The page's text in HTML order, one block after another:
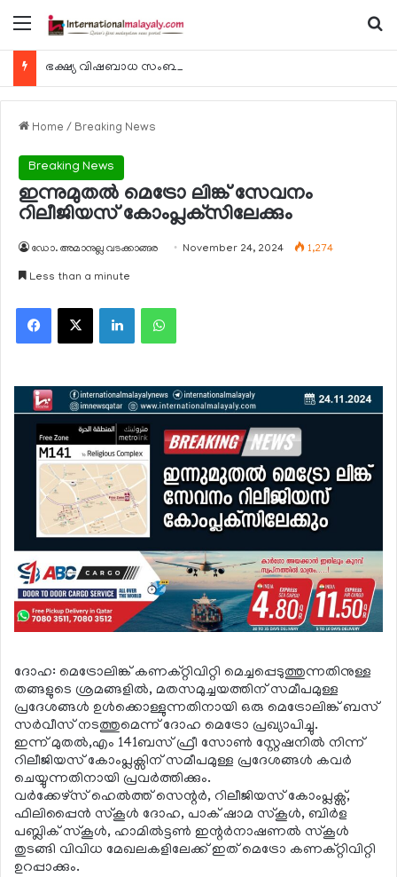
Menu
Home / Breaking News
Breaking News
ഇന്നുമുതല്‍ മെട്രോ ലിങ്ക് സേവനം
റിലീജിയസ് കോംപ്ലക്‌സിലേക്കും
ഡോ. അമാനുല്ല വടക്കാങ്ങര November 24, 2024 1,274
Less than a minute
Facebook
X LinkedInWhatsApp
ദോഹ: മെട്രോലിങ്ക് കണക്റ്റിവിറ്റി മെച്ചപ്പെടുത്തുന്നതിനുള്ള
തങ്ങളുടെ ശ്രമങ്ങളില്‍, മതസമുച്ചയത്തിന് സമീപമുള്ള
പ്രദേശങ്ങള്‍ ഉള്‍ക്കൊള്ളുന്നതിനായി ഒരു മെട്രോലിങ്ക് ബസ്
സര്‍വീസ് നടത്തുമെന്ന് ദോഹ മെട്രോ പ്രഖ്യാപിച്ചു.
ഇന്ന് മുതല്‍,എം 141ബസ് ഫ്രീ സോണ്‍ സ്റ്റേഷനില്‍ നിന്ന്
റിലീജിയസ് കോംപ്ലക്സിന് സമീപമുള്ള പ്രദേശങ്ങള്‍ കവര്‍
ചെയ്യുന്നതിനായി പ്രവര്‍ത്തിക്കും.
വര്‍ക്കേഴ്സ് ഹെല്‍ത്ത് സെന്റര്‍, റിലീജിയസ് കോംപ്ലക്സ്,
ഫിലിപ്പൈന്‍ സ്‌കൂള്‍ ദോഹ, പാക് ഷാമ സ്‌കൂള്‍, ബിര്‍ള
പബ്ലിക് സ്‌കൂള്‍, ഹാമില്‍ട്ടണ്‍ ഇന്റര്‍നാഷണല്‍ സ്‌കൂള്‍
തുടങ്ങി വിവിധ മേഖലകളിലേക്ക് ഇത് മെട്രോ കണക്റ്റിവിറ്റി
ഉറപ്പാക്കും.